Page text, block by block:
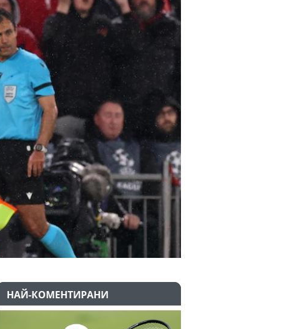
НАЙ-КОМЕНТИРАНИ